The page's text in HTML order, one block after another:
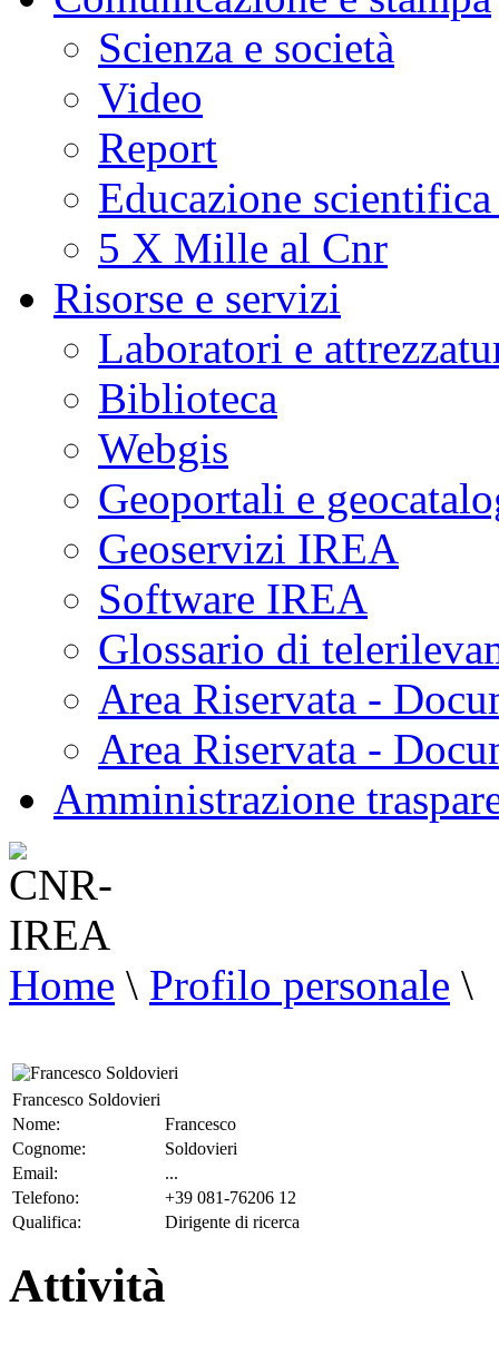
Scienza e società
Video
Report
Educazione
5 X Mille al Cnr
Risorse e servizi
Laboratori e
Biblioteca
Webgis
Geoportali e
Geoservizi IREA
Software IREA
Glossario di
Area Riservata -
Area Riservata -
Amministrazione
Home \ Profilo personale \
Francesco Soldovieri
Nome:
Francesco
Cognome:
Soldovieri
Email:
...
Telefono:
+39 081-76206 12
Qualifica:
Dirigente di ricerca
Attività